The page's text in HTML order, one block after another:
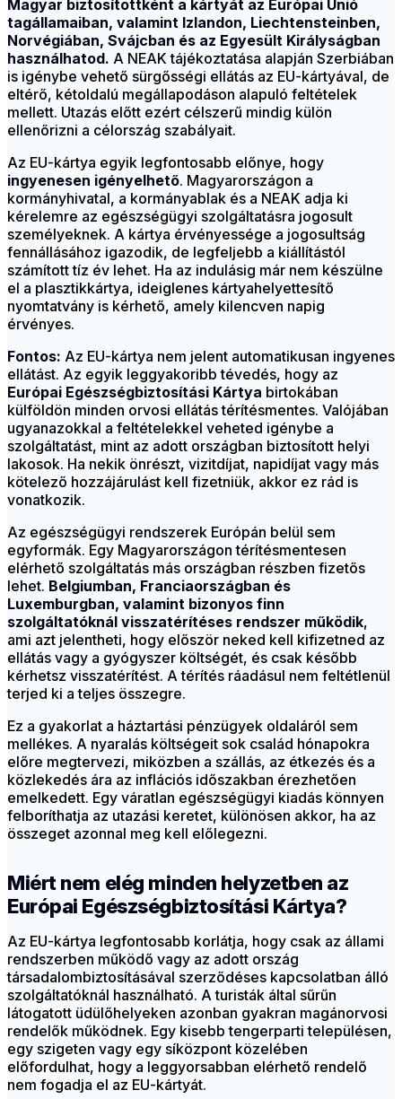
Magyar biztosítottként a kártyát az Európai Unió
tagállamaiban, valamint Izlandon, Liechtensteinben,
Norvégiában, Svájcban és az Egyesült Királyságban
használhatod. A NEAK tájékoztatása alapján Szerbiában
is igénybe vehető sürgősségi ellátás az EU-kártyával, de
eltérő, kétoldalú megállapodáson alapuló feltételek
mellett. Utazás előtt ezért célszerű mindig külön
ellenőrizni a célország szabályait.
Az EU-kártya egyik legfontosabb előnye, hogy
ingyenesen igényelhető. Magyarországon a
kormányhivatal, a kormányablak és a NEAK adja ki
kérelemre az egészségügyi szolgáltatásra jogosult
személyeknek. A kártya érvényessége a jogosultság
fennállásához igazodik, de legfeljebb a kiállítástól
számított tíz év lehet. Ha az indulásig már nem készülne
el a plasztikkártya, ideiglenes kártyahelyettesítő
nyomtatvány is kérhető, amely kilencven napig
érvényes.
Fontos: Az EU-kártya nem jelent automatikusan ingyenes
ellátást. Az egyik leggyakoribb tévedés, hogy az
Európai Egészségbiztosítási Kártya birtokában
külföldön minden orvosi ellátás térítésmentes. Valójában
ugyanazokkal a feltételekkel veheted igénybe a
szolgáltatást, mint az adott országban biztosított helyi
lakosok. Ha nekik önrészt, vizitdíjat, napidíjat vagy más
kötelező hozzájárulást kell fizetniük, akkor ez rád is
vonatkozik.
Az egészségügyi rendszerek Európán belül sem
egyformák. Egy Magyarországon térítésmentesen
elérhető szolgáltatás más országban részben fizetős
lehet. Belgiumban, Franciaországban és
Luxemburgban, valamint bizonyos finn
szolgáltatóknál visszatérítéses rendszer működik,
ami azt jelentheti, hogy először neked kell kifizetned az
ellátás vagy a gyógyszer költségét, és csak később
kérhetsz visszatérítést. A térítés ráadásul nem feltétlenül
terjed ki a teljes összegre.
Ez a gyakorlat a háztartási pénzügyek oldaláról sem
mellékes. A nyaralás költségeit sok család hónapokra
előre megtervezi, miközben a szállás, az étkezés és a
közlekedés ára az inflációs időszakban érezhetően
emelkedett. Egy váratlan egészségügyi kiadás könnyen
felboríthatja az utazási keretet, különösen akkor, ha az
összeget azonnal meg kell előlegezni.
Miért nem elég minden helyzetben az
Európai Egészségbiztosítási Kártya?
Az EU-kártya legfontosabb korlátja, hogy csak az állami
rendszerben működő vagy az adott ország
társadalombiztosításával szerződéses kapcsolatban álló
szolgáltatóknál használható. A turisták által sűrűn
látogatott üdülőhelyeken azonban gyakran magánorvosi
rendelők működnek. Egy kisebb tengerparti településen,
egy szigeten vagy egy síközpont közelében
előfordulhat, hogy a leggyorsabban elérhető rendelő
nem fogadja el az EU-kártyát.